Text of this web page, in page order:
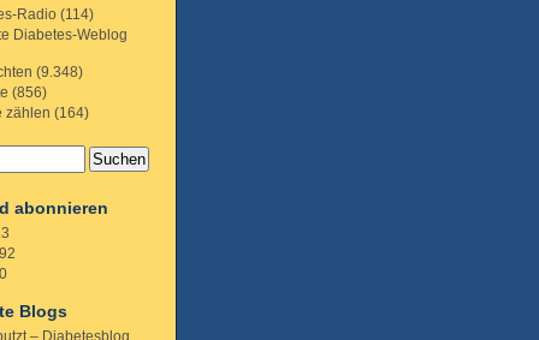
Radio (114)
Diabetes-Weblog
(9.348)
(856)
zählen (164)
abonnieren
Blogs
– Diabetesblog